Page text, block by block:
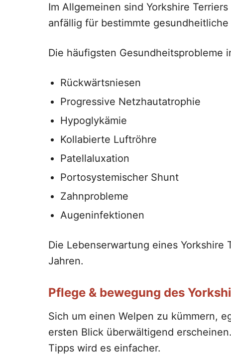
Im Allgemeinen sind Yorkshire
anfällig für bestimmte gesundheitliche
Die häufigsten Gesundheitsprobleme
Rückwärtsniesen
Progressive Netzhautatrophie
Hypoglykämie
Kollabierte Luftröhre
Patellaluxation
Portosystemischer Shunt
Zahnprobleme
Augeninfektionen
Die Lebenserwartung eines Yorkshire
Jahren.
Pflege & bewegung des
Sich um einen Welpen zu kümmern,
ersten Blick überwältigend
Tipps wird es einfacher.